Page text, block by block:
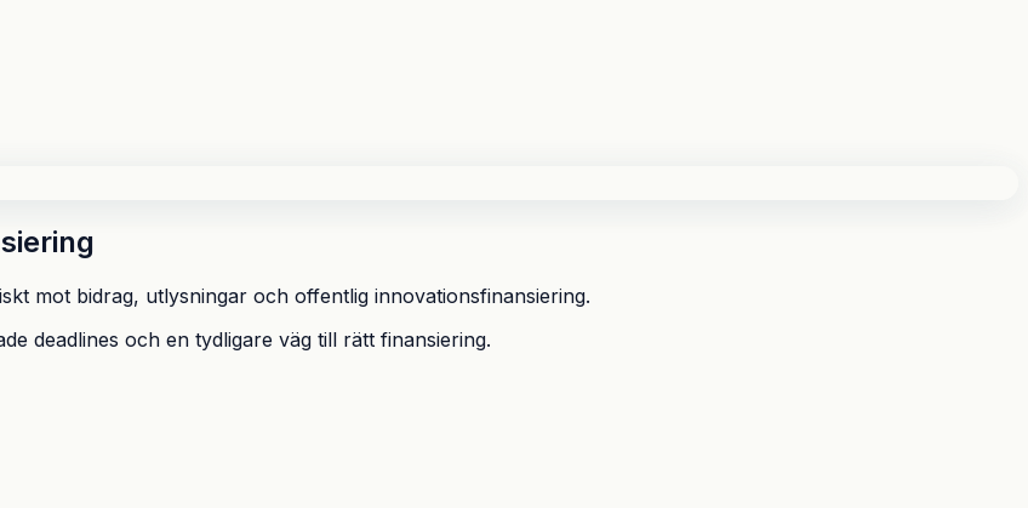
mot bidrag, utlysningar och offentlig innovationsfinansiering.
deadlines och en tydligare väg till rätt finansiering.